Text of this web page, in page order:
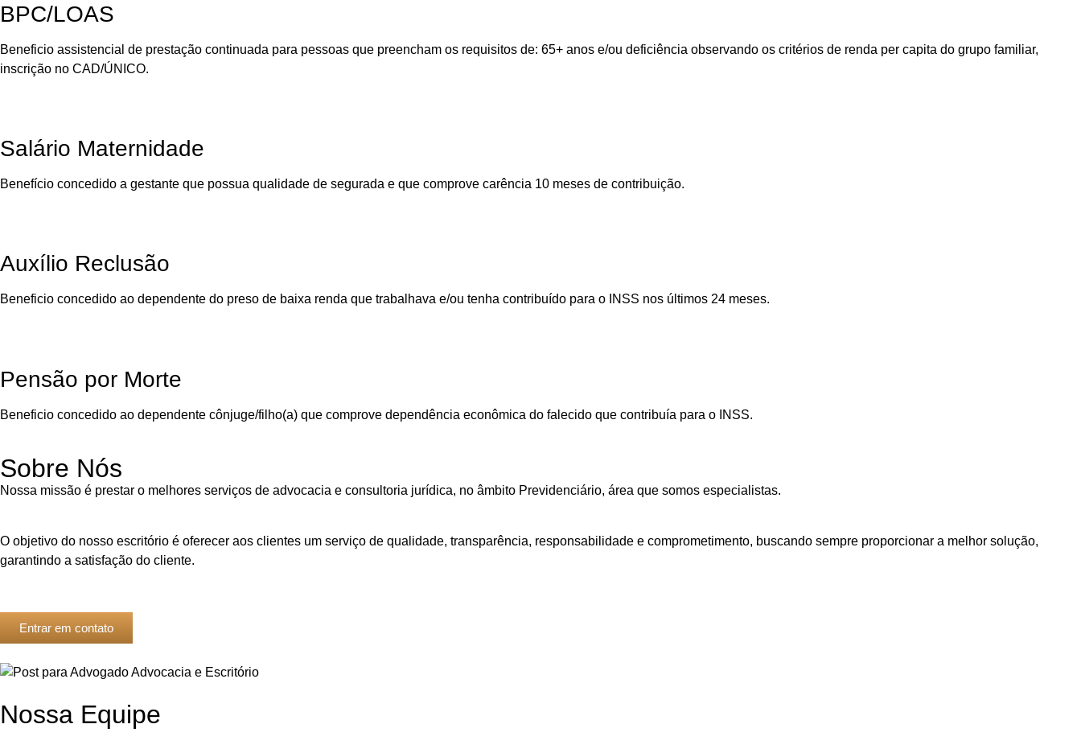
BPC/LOAS
Beneficio assistencial de prestação continuada para pessoas que preencham os requisitos de: 65+ anos e/ou deficiência observando os critérios de renda per capita do grupo familiar,
inscrição no CAD/ÚNICO.
Salário Maternidade
Benefício concedido a gestante que possua qualidade de segurada e que comprove carência 10 meses de contribuição.
Auxílio Reclusão
Beneficio concedido ao dependente do preso de baixa renda que trabalhava e/ou tenha contribuído para o INSS nos últimos 24 meses.
Pensão por Morte
Beneficio concedido ao dependente cônjuge/filho(a) que comprove dependência econômica do falecido que contribuía para o INSS.
Sobre Nós
Nossa missão é prestar o melhores serviços de advocacia e consultoria jurídica, no âmbito Previdenciário, área que somos especialistas.
O objetivo do nosso escritório é oferecer aos clientes um serviço de qualidade, transparência, responsabilidade e comprometimento, buscando sempre proporcionar a melhor solução,
garantindo a satisfação do cliente.
Entrar em contato
Nossa Equipe